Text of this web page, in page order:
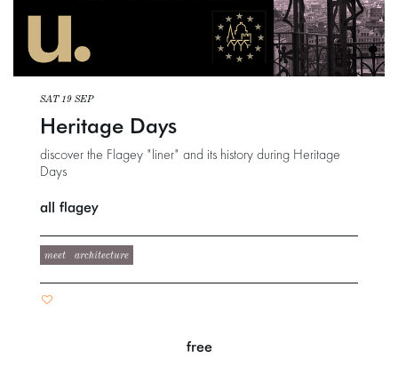
Heritage Days
discover the Flagey "liner" and its history during Heritage
Days
SAT 19 SEP
all flagey
meet architecture
free